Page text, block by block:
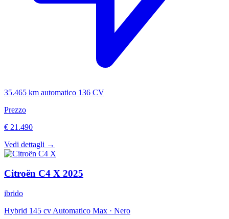
35.465 km automatico 136 CV
Prezzo
€ 21.490
Vedi dettagli →
Citroën C4 X 2025
ibrido
Hybrid 145 cv Automatico Max · Nero